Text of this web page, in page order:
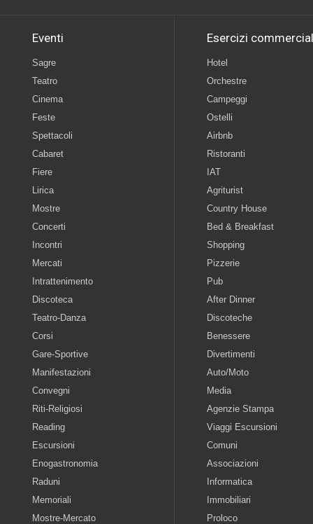
Eventi
Sagre
Teatro
Cinema
Feste
Spettacoli
Cabaret
Fiere
Lirica
Mostre
Concerti
Incontri
Mercati
Intrattenimento
Discoteca
Teatro-Danza
Corsi
Gare-Sportive
Manifestazioni
Convegni
Riti-Religiosi
Reading
Escursioni
Enogastronomia
Raduni
Memoriali
Mostre-Mercato
Esercizi
Hotel
Orchestre
Campeggi
Ostelli
Airbnb
Ristoranti
IAT
Agriturist
Country House
Bed & Breakfast
Shopping
Pizzerie
Pub
After Dinner
Discoteche
Benessere
Divertimenti
Auto/Moto
Media
Agenzie Stampa
Viaggi Escursioni
Comuni
Associazioni
Informatica
Immobiliari
Proloco